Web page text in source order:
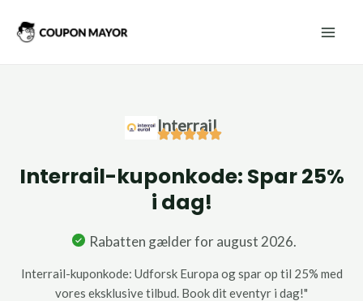
Interrail
Interrail-kuponkode: Spar 25%
i dag!
Rabatten gælder for august 2026.
Interrail-kuponkode: Udforsk Europa og spar op til 25% med
vores eksklusive tilbud. Book dit eventyr i dag!"